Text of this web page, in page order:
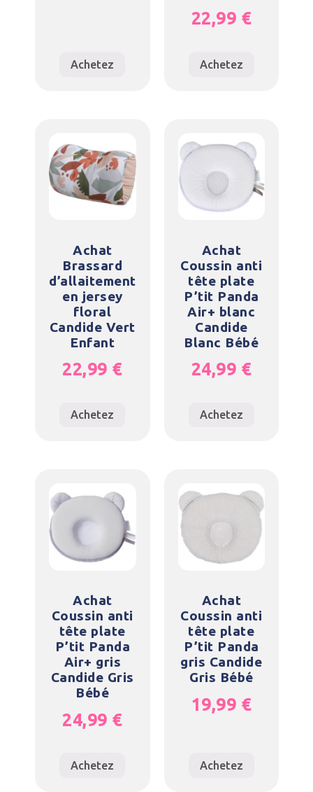
Achetez
22,99 €
Achetez
Achat
Brassard
d’allaitement
en jersey
floral
Candide Vert
Enfant
22,99 €
Achetez
Achat
Coussin anti
tête plate
P’tit Panda
Air+ blanc
Candide
Blanc Bébé
24,99 €
Achetez
Achat
Coussin anti
tête plate
P’tit Panda
Air+ gris
Candide Gris
Bébé
24,99 €
Achetez
Achat
Coussin anti
tête plate
P’tit Panda
gris Candide
Gris Bébé
19,99 €
Achetez